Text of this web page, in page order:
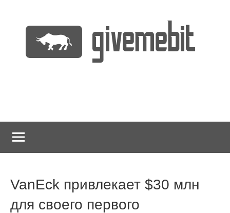
содержимому
VanEck привлекает $30 млн
для своего первого